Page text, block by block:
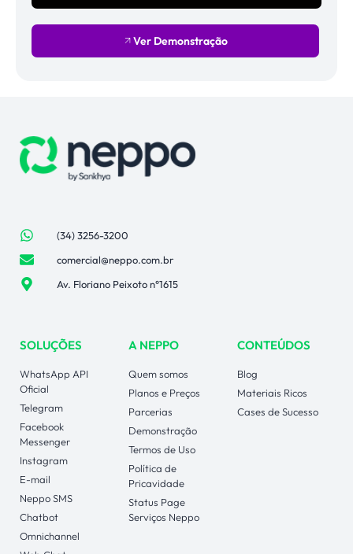
Ver Demonstração
(34) 3256-3200
comercial@neppo.com.br
Av. Floriano Peixoto n°1615
SOLUÇÕES
WhatsApp API
Oficial
Telegram
Facebook
Messenger
Instagram
E-mail
Neppo SMS
Chatbot
Omnichannel
A NEPPO
Quem somos
Planos e Preços
Parcerias
Demonstração
Termos de Uso
Política de
Pricavidade
Status Page
Serviços Neppo
CONTEÚDOS
Blog
Materiais Ricos
Cases de Sucesso